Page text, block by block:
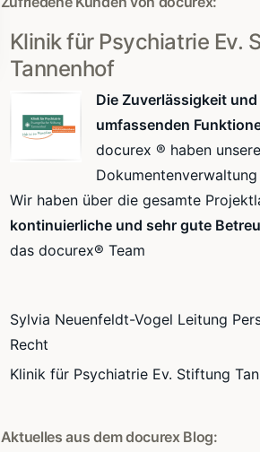
Klinik für Psychiatrie Ev.
Tannenhof
Die Zuverlässigkeit und
umfassenden
docurex ® haben unsere
Wir haben über die gesamte
kontinuierliche und sehr gute
das docurex® Team
Sylvia Neuenfeldt-Vogel Leitung
Recht
Klinik für Psychiatrie Ev. Stiftung
Aktuelles aus dem docurex Blog: